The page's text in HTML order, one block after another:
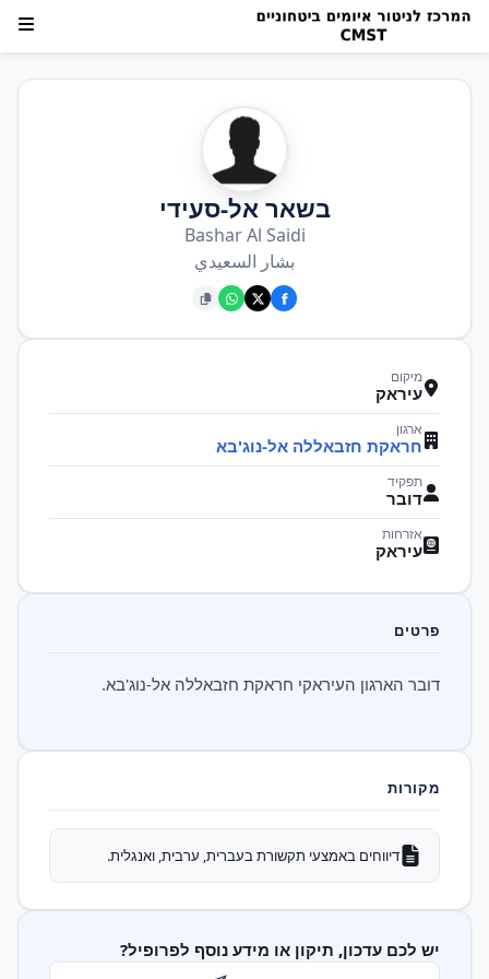
בשאר אל-סעידי
Bashar Al Saidi
بشار السعيدي
מיקום
עיראק
ארגון
חראקת חזבאללה אל-נוג'בא
תפקיד
דובר
אזרחות
עיראק
פרטים
דובר הארגון העיראקי חראקת חזבאללה אל-נוג'בא.
מקורות
דיווחים באמצעי תקשורת בעברית, ערבית, ואנגלית.
יש לכם עדכון, תיקון או מידע נוסף לפרופיל?